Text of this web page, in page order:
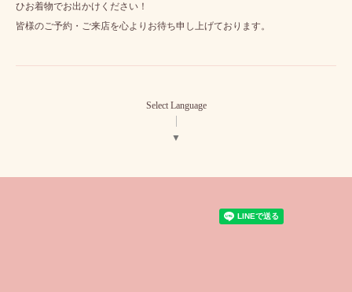
ひお着物でお出かけください！
皆様のご予約・ご来店を心よりお待ち申し上げております。
Select Language
▼